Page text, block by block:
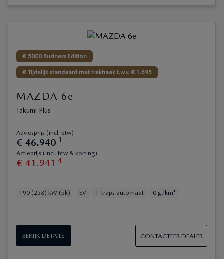
€ 5000 Business Edition
€ Tijdelijk standaard met trekhaak t.w.v. € 1.695
MAZDA 6e
Takumi Plus
Adviesprijs (incl. btw)
€ 46.940 1
Actieprijs (incl. btw & korting)
€ 41 .941 4
190 (258) kW (pk) EV 1-traps automaat 0 g/km*
BEKIJK DETAILS CONTACTEER DEALER